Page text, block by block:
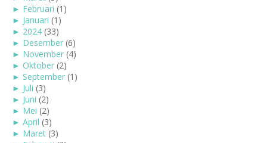
► Februari (1)
► Januari (1)
► 2024 (33)
► Desember (6)
► November (4)
► Oktober (2)
► September (1)
► Juli (3)
► Juni (2)
► Mei (2)
► April (3)
► Maret (3)